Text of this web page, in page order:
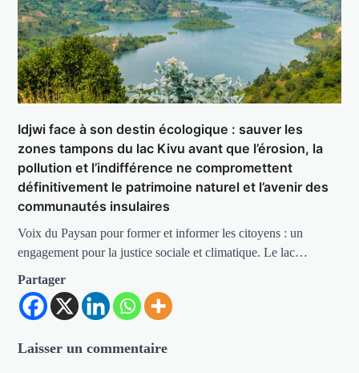
Idjwi face à son destin écologique : sauver les
zones tampons du lac Kivu avant que l’érosion, la
pollution et l’indifférence ne compromettent
définitivement le patrimoine naturel et l’avenir des
communautés insulaires
Voix du Paysan pour former et informer les citoyens : un
engagement pour la justice sociale et climatique. Le lac…
Partager
Laisser un commentaire